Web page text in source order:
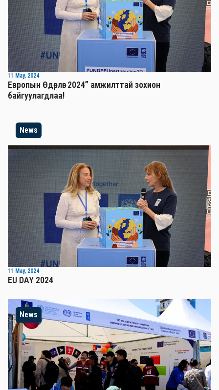
11 May, 2024
Европын Өдөрлөг 2024” амжилттай зохион
байгуулагдлаа!
News
11 May, 2024
EU DAY 2024
News